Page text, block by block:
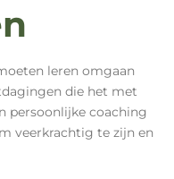
leren omgaan
die het met
persoonlijke coaching
veerkrachtig te zijn en